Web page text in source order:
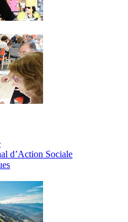
d’Action Sociale